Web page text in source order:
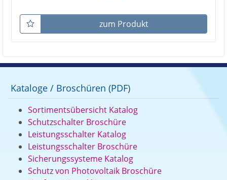
zum Produkt
Kataloge / Broschüren (PDF)
Sortimentsübersicht Katalog
Schutzschalter Broschüre
Leistungsschalter Katalog
Leistungsschalter Broschüre
Sicherungssysteme Katalog
Schutz von Photovoltaik Broschüre